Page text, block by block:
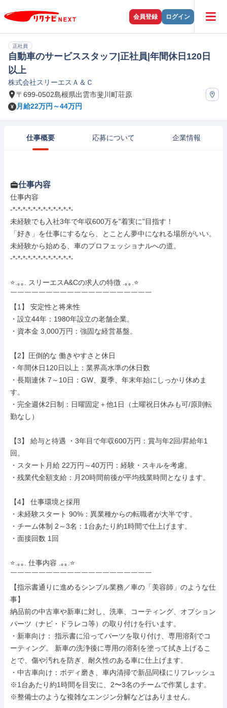
会員登録 ログイン
正社員
自動車のサービススタッフ|正社員|年間休日120日
以上
株式会社スリーエスＡ＆Ｃ
〒699-0502島根県出雲市斐川町荘原
月給22万円～44万円
仕事概要 応募について 企業情報
仕事内容
仕事内容
-*-*-*-*-*-*-*-*-*-*-*-*-
未経験でも入社3年で年収600万を"着実に"目指す！
「好き」を仕事にするなら、とことん夢中になれる場所がいい。
未経験から始める、車のプロフェッショナルへの道。
-*-*-*-*-*-*-*-*-*-*-*-*-
⭐.｡｡. スリーエスA&Cの求人の特徴 .｡｡.⭐
￣￣￣￣￣￣￣￣￣￣￣￣￣￣￣￣￣￣￣￣
【1】 安定性と将来性
・設立44年：1980年設立の老舗企業。
・資本金 3,000万円：強固な経営基盤。
【2】圧倒的な 働きやすさと休日
・年間休日120日以上：業界高水準の休日数
・長期連休 7～10日：GW、夏季、年末年始にしっかり休めま
す。
・完全週休2日制：日曜固定＋他1日（土曜祝日休みも可/原則転
勤なし）
【3】 給与と待遇 ・3年目で年収600万円：賞与年2回/昇給年1
回。
・スタート月給 22万円～40万円：経験・スキルを考慮。
・残業代全額支給：月20時間前後が平均残業時間となります。
【4】 仕事環境と採用
・未経験スタート 90%：異業種からの転職者が大半です。
・チーム体制 2～3名：1台あたり約1時間で仕上げます。
・面接回数 1回
⭐.｡｡. 仕事内容 .｡｡.⭐
￣￣￣￣￣￣￣￣￣￣￣￣￣￣￣￣￣￣￣￣
【指示書通りに進めるシンプル業務／車の「美容師」のような仕
事】
納品前の中古車や新車に対し、洗車、コーティング、オプション
パーツ（ナビ・ドラレコ等）の取り付けを行います。
・新車向け： 指示書に沿ってパーツを取り付け、専用溶剤でコ
ーティング。 新車の洗浄後に専用の溶剤を塗って拭き上げるこ
とで、傷や汚れを防ぎ、耐久性のある車に仕上げます。
・中古車向け：ボディ磨き、車内清掃で新品同様にリフレッシュ
※1台あたり約1時間を目安に、2〜3名のチームで作業します。
※整備士のような複雑なエンジン分解などはありません。